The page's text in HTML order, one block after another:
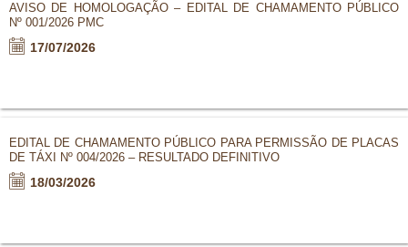
AVISO DE HOMOLOGAÇÃO – EDITAL DE CHAMAMENTO PÚBLICO
Nº 001/2026 PMC
17/07/2026
EDITAL DE CHAMAMENTO PÚBLICO PARA PERMISSÃO DE PLACAS
DE TÁXI Nº 004/2026 – RESULTADO DEFINITIVO
18/03/2026